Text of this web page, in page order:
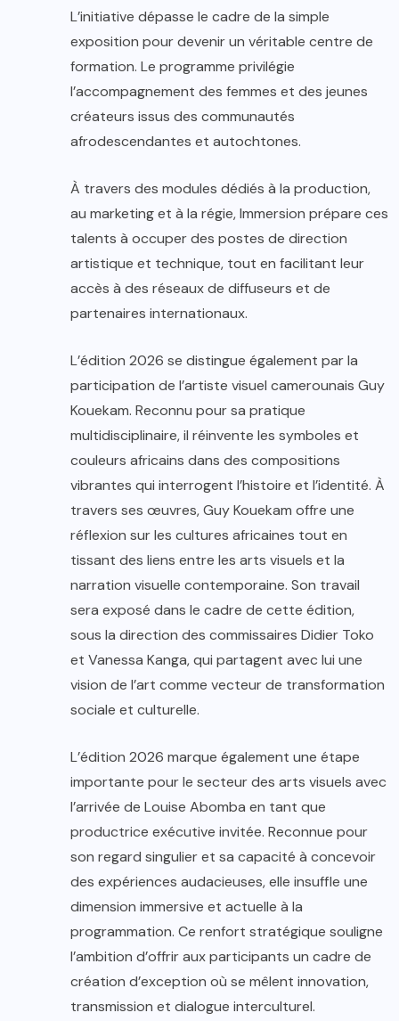
L’initiative dépasse le cadre de la simple
exposition pour devenir un véritable centre de
formation. Le programme privilégie
l’accompagnement des femmes et des jeunes
créateurs issus des communautés
afrodescendantes et autochtones.
À travers des modules dédiés à la production,
au marketing et à la régie, Immersion prépare ces
talents à occuper des postes de direction
artistique et technique, tout en facilitant leur
accès à des réseaux de diffuseurs et de
partenaires internationaux.
L’édition 2026 se distingue également par la
participation de l’artiste visuel camerounais Guy
Kouekam. Reconnu pour sa pratique
multidisciplinaire, il réinvente les symboles et
couleurs africains dans des compositions
vibrantes qui interrogent l’histoire et l’identité. À
travers ses œuvres, Guy Kouekam offre une
réflexion sur les cultures africaines tout en
tissant des liens entre les arts visuels et la
narration visuelle contemporaine. Son travail
sera exposé dans le cadre de cette édition,
sous la direction des commissaires Didier Toko
et Vanessa Kanga, qui partagent avec lui une
vision de l’art comme vecteur de transformation
sociale et culturelle.
L’édition 2026 marque également une étape
importante pour le secteur des arts visuels avec
l’arrivée de Louise Abomba en tant que
productrice exécutive invitée. Reconnue pour
son regard singulier et sa capacité à concevoir
des expériences audacieuses, elle insuffle une
dimension immersive et actuelle à la
programmation. Ce renfort stratégique souligne
l’ambition d’offrir aux participants un cadre de
création d’exception où se mêlent innovation,
transmission et dialogue interculturel.